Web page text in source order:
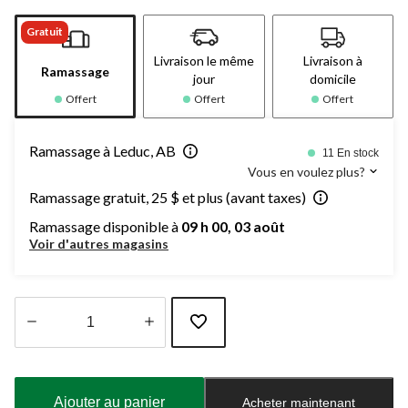
Gratuit
Ramassage
Offert
Livraison le même
jour
Offert
Livraison à
domicile
Offert
Ramassage à Leduc, AB 11 En stock
Vous en voulez plus?
Ramassage gratuit, 25 $ et plus (avant taxes)
Ramassage disponible à 09 h 00, 03 août
Voir d'autres magasins
mise
Ajouter au panier Acheter maintenant